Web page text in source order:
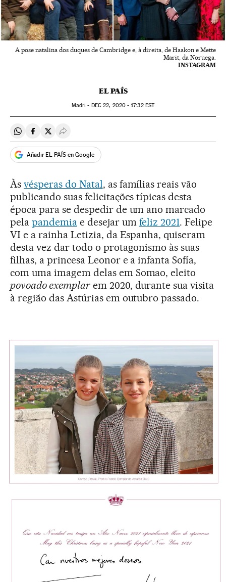
A pose natalina dos duques de Cambridge e, à direita, de Haakon e Mette
Marit, da Noruega.
INSTAGRAM
EL PAÍS
Madri - DEC 22, 2020 - 17:32EST
Compartir en Whatsapp
Compartir en Facebook
Compartir en Twitter
Desplegar Redes Sociales
Añadir EL PAÍS en Google
Às vésperas do Natal, as famílias reais vão
publicando suas felicitações típicas desta
época para se despedir de um ano marcado
pela pandemiae desejar um feliz 2021. Felipe
VI e a rainha Letizia, da Espanha, quiseram
desta vez dar todo o protagonismo às suas
filhas, a princesa Leonor e a infanta Sofía,
com uma imagem delas em Somao, eleito
povoado exemplarem 2020, durante sua visita
à região das Astúrias em outubro passado.